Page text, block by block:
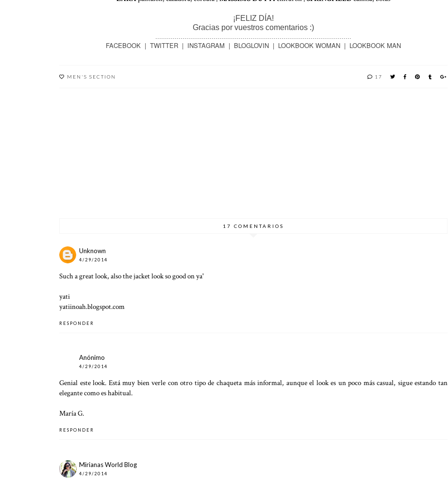
¡FELIZ DÍA!
Gracias por vuestros comentarios :)
.....................................................................................................
FACEBOOK | TWITTER | INSTAGRAM | BLOGLOVIN | LOOKBOOK WOMAN | LOOKBOOK MAN
17
MEN'S SECTION
17 COMENTARIOS
Unknown
4/29/2014
Such a great look, also the jacket look so good on ya'
yati
yatiinoah.blogspot.com
RESPONDER
Anónimo
4/29/2014
Genial este look. Está muy bien verle con otro tipo de chaqueta más informal, aunque el look es un poco más casual, sigue estando tan
elegante como es habitual.
María G.
RESPONDER
Mirianas World Blog
4/29/2014